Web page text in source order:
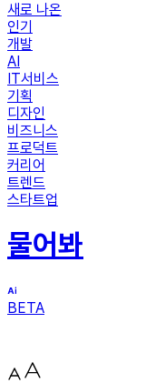
새로 나온
인기
개발
AI
IT서비스
기획
디자인
비즈니스
프로덕트
커리어
트렌드
스타트업
물어봐
BETA